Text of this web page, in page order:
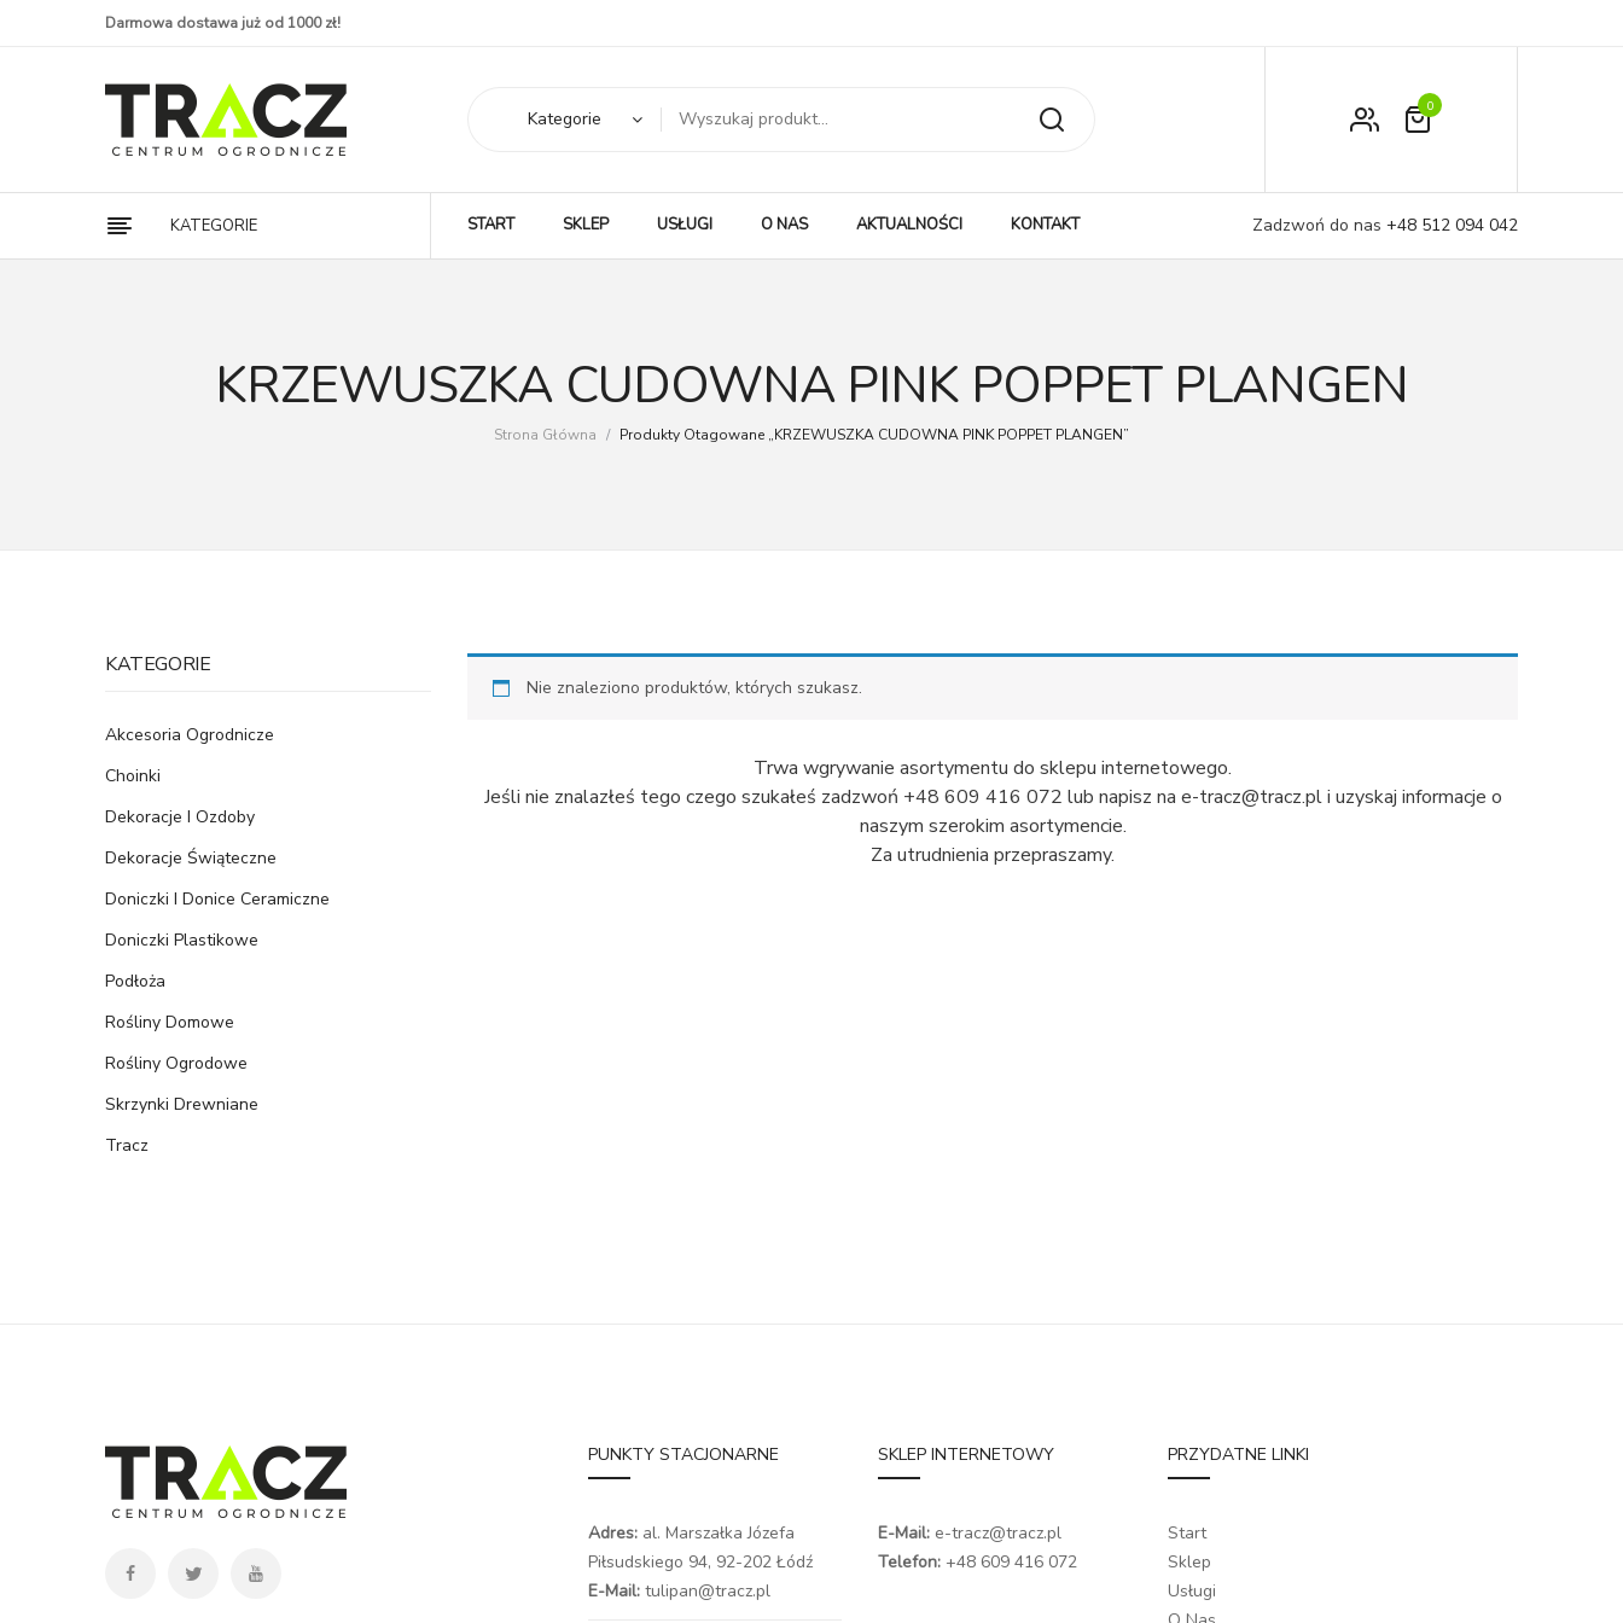
Darmowa dostawa już od 1000 zł!
Moje konto
0
Kategorie
KATEGORIE START SKLEP USŁUGI O NAS AKTUALNOŚCI KONTAKT Zadzwoń do nas +48 512 094 042
KRZEWUSZKA CUDOWNA PINK POPPET PLANGEN
Strona Główna / Produkty Otagowane „KRZEWUSZKA CUDOWNA PINK POPPET PLANGEN”
KATEGORIE
Akcesoria Ogrodnicze
Choinki
Dekoracje I Ozdoby
Dekoracje Świąteczne
Doniczki I Donice Ceramiczne
Doniczki Plastikowe
Podłoża
Rośliny Domowe
Rośliny Ogrodowe
Skrzynki Drewniane
Tracz
Nie znaleziono produktów, których szukasz.
Trwa wgrywanie asortymentu do sklepu internetowego.
Jeśli nie znalazłeś tego czego szukałeś zadzwoń +48 609 416 072 lub napisz na e-tracz@tracz.pl i uzyskaj informacje o
naszym szerokim asortymencie.
Za utrudnienia przepraszamy.
PUNKTY STACJONARNE
Adres: al. Marszałka Józefa
Piłsudskiego 94, 92-202 Łódź
E-Mail: tulipan@tracz.pl
SKLEP INTERNETOWY
E-Mail: e-tracz@tracz.pl
Telefon: +48 609 416 072
PRZYDATNE LINKI
Start
Sklep
Usługi